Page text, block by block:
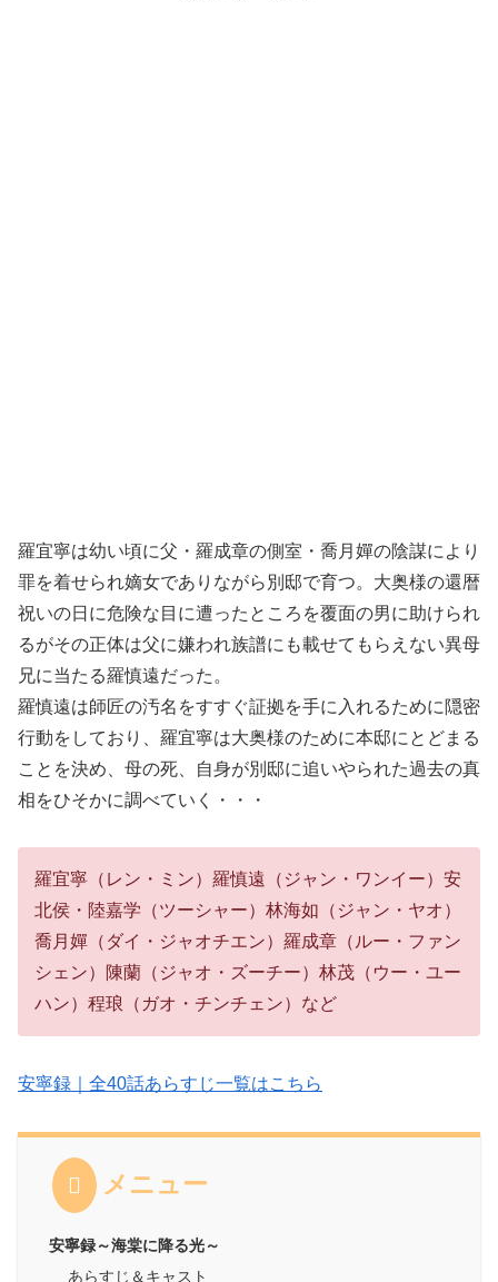
羅宜寧は幼い頃に父・羅成章の側室・喬月嬋の陰謀により
罪を着せられ嫡女でありながら別邸で育つ。大奥様の還暦
祝いの日に危険な目に遭ったところを覆面の男に助けられ
るがその正体は父に嫌われ族譜にも載せてもらえない異母
兄に当たる羅慎遠だった。
羅慎遠は師匠の汚名をすすぐ証拠を手に入れるために隠密
行動をしており、羅宜寧は大奥様のために本邸にとどまる
ことを決め、母の死、自身が別邸に追いやられた過去の真
相をひそかに調べていく・・・
羅宜寧（レン・ミン）羅慎遠（ジャン・ワンイー）安
北侯・陸嘉学（ツーシャー）林海如（ジャン・ヤオ）
喬月嬋（ダイ・ジャオチエン）羅成章（ルー・ファン
シェン）陳蘭（ジャオ・ズーチー）林茂（ウー・ユー
ハン）程琅（ガオ・チンチェン）など
安寧録｜全40話あらすじ一覧はこちら
メニュー
安寧録～海棠に降る光～
あらすじ＆キャスト